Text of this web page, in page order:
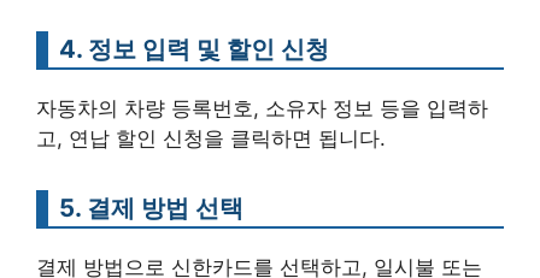
4. 정보 입력 및 할인 신청
자동차의 차량 등록번호, 소유자 정보 등을 입력하
고, 연납 할인 신청을 클릭하면 됩니다.
5. 결제 방법 선택
결제 방법으로 신한카드를 선택하고, 일시불 또는